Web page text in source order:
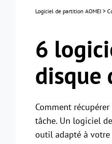
Logiciel de partition AOMEI >
6
disque
Comment
tâche. Un logiciel
outil adapté à votre